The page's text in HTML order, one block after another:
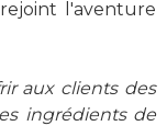
l'aventure
aux clients des
ingrédients de